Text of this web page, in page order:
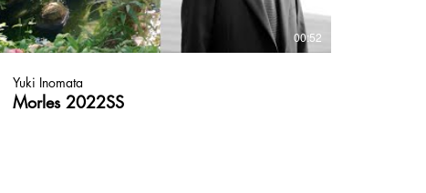
00:52
Yuki Inomata
Morles 2022SS